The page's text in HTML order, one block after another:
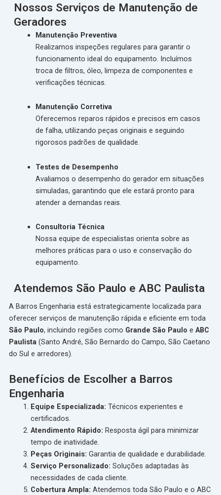
Nossos Serviços de Manutenção de
Geradores
Manutenção Preventiva
Realizamos inspeções regulares para garantir o
funcionamento ideal do equipamento. Incluímos
troca de filtros, óleo, limpeza de componentes e
verificações técnicas.
Manutenção Corretiva
Oferecemos reparos rápidos e precisos em casos
de falha, utilizando peças originais e seguindo
rigorosos padrões de qualidade.
Testes de Desempenho
Avaliamos o desempenho do gerador em situações
simuladas, garantindo que ele estará pronto para
atender a demandas reais.
Consultoria Técnica
Nossa equipe de especialistas orienta sobre as
melhores práticas para o uso e conservação do
equipamento.
Atendemos São Paulo e ABC Paulista
A Barros Engenharia está estrategicamente localizada para
oferecer serviços de manutenção rápida e eficiente em toda
São Paulo, incluindo regiões como Grande São Paulo e ABC
Paulista(Santo André, São Bernardo do Campo, São Caetano
do Sul e arredores).
Benefícios de Escolher a Barros
Engenharia
Equipe Especializada: Técnicos experientes e
certificados.
Atendimento Rápido: Resposta ágil para minimizar
tempo de inatividade.
Peças Originais: Garantia de qualidade e durabilidade.
Serviço Personalizado: Soluções adaptadas às
necessidades de cada cliente.
Cobertura Ampla: Atendemos toda São Paulo e o ABC